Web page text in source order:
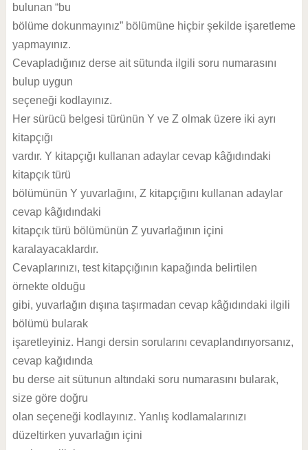
bulunan “bu
bölüme dokunmayınız” bölümüne hiçbir şekilde işaretleme
yapmayınız.
Cevapladığınız derse ait sütunda ilgili soru numarasını
bulup uygun
seçeneği kodlayınız.
Her sürücü belgesi türünün Y ve Z olmak üzere iki ayrı
kitapçığı
vardır. Y kitapçığı kullanan adaylar cevap kâğıdındaki
kitapçık türü
bölümünün Y yuvarlağını, Z kitapçığını kullanan adaylar
cevap kâğıdındaki
kitapçık türü bölümünün Z yuvarlağının içini
karalayacaklardır.
Cevaplarınızı, test kitapçığının kapağında belirtilen
örnekte olduğu
gibi, yuvarlağın dışına taşırmadan cevap kâğıdındaki ilgili
bölümü bularak
işaretleyiniz. Hangi dersin sorularını cevaplandırıyorsanız,
cevap kağıdında
bu derse ait sütunun altındaki soru numarasını bularak,
size göre doğru
olan seçeneği kodlayınız. Yanlış kodlamalarınızı
düzeltirken yuvarlağın içini